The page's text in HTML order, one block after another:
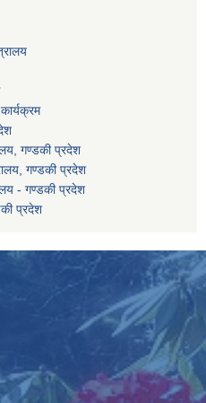
गण्डकी प्रदेश
गण्डकी प्रदेश
- गण्डकी प्रदेश
प्रदेश